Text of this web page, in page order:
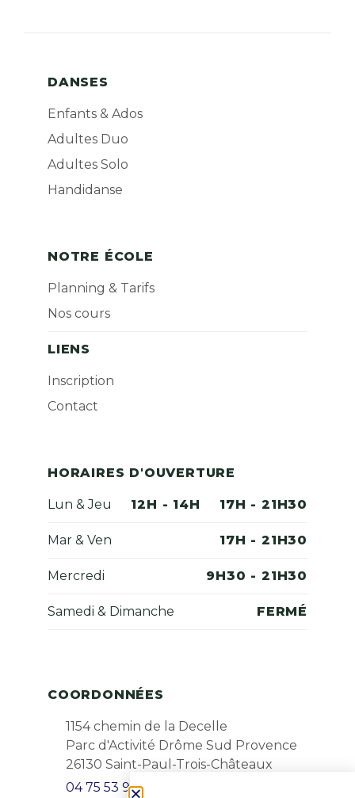
DANSES
Enfants & Ados
Adultes Duo
Adultes Solo
Handidanse
NOTRE ÉCOLE
Planning & Tarifs
Nos cours
LIENS
Inscription
Contact
HORAIRES D'OUVERTURE
Lun & Jeu 12H - 14H 17H - 21H30
Mar & Ven 17H - 21H30
Mercredi 9H30 - 21H30
Samedi & Dimanche FERMÉ
COORDONNÉES
1154 chemin de la Decelle
Parc d'Activité Drôme Sud Provence
26130 Saint-Paul-Trois-Châteaux
04 75 53 99 25